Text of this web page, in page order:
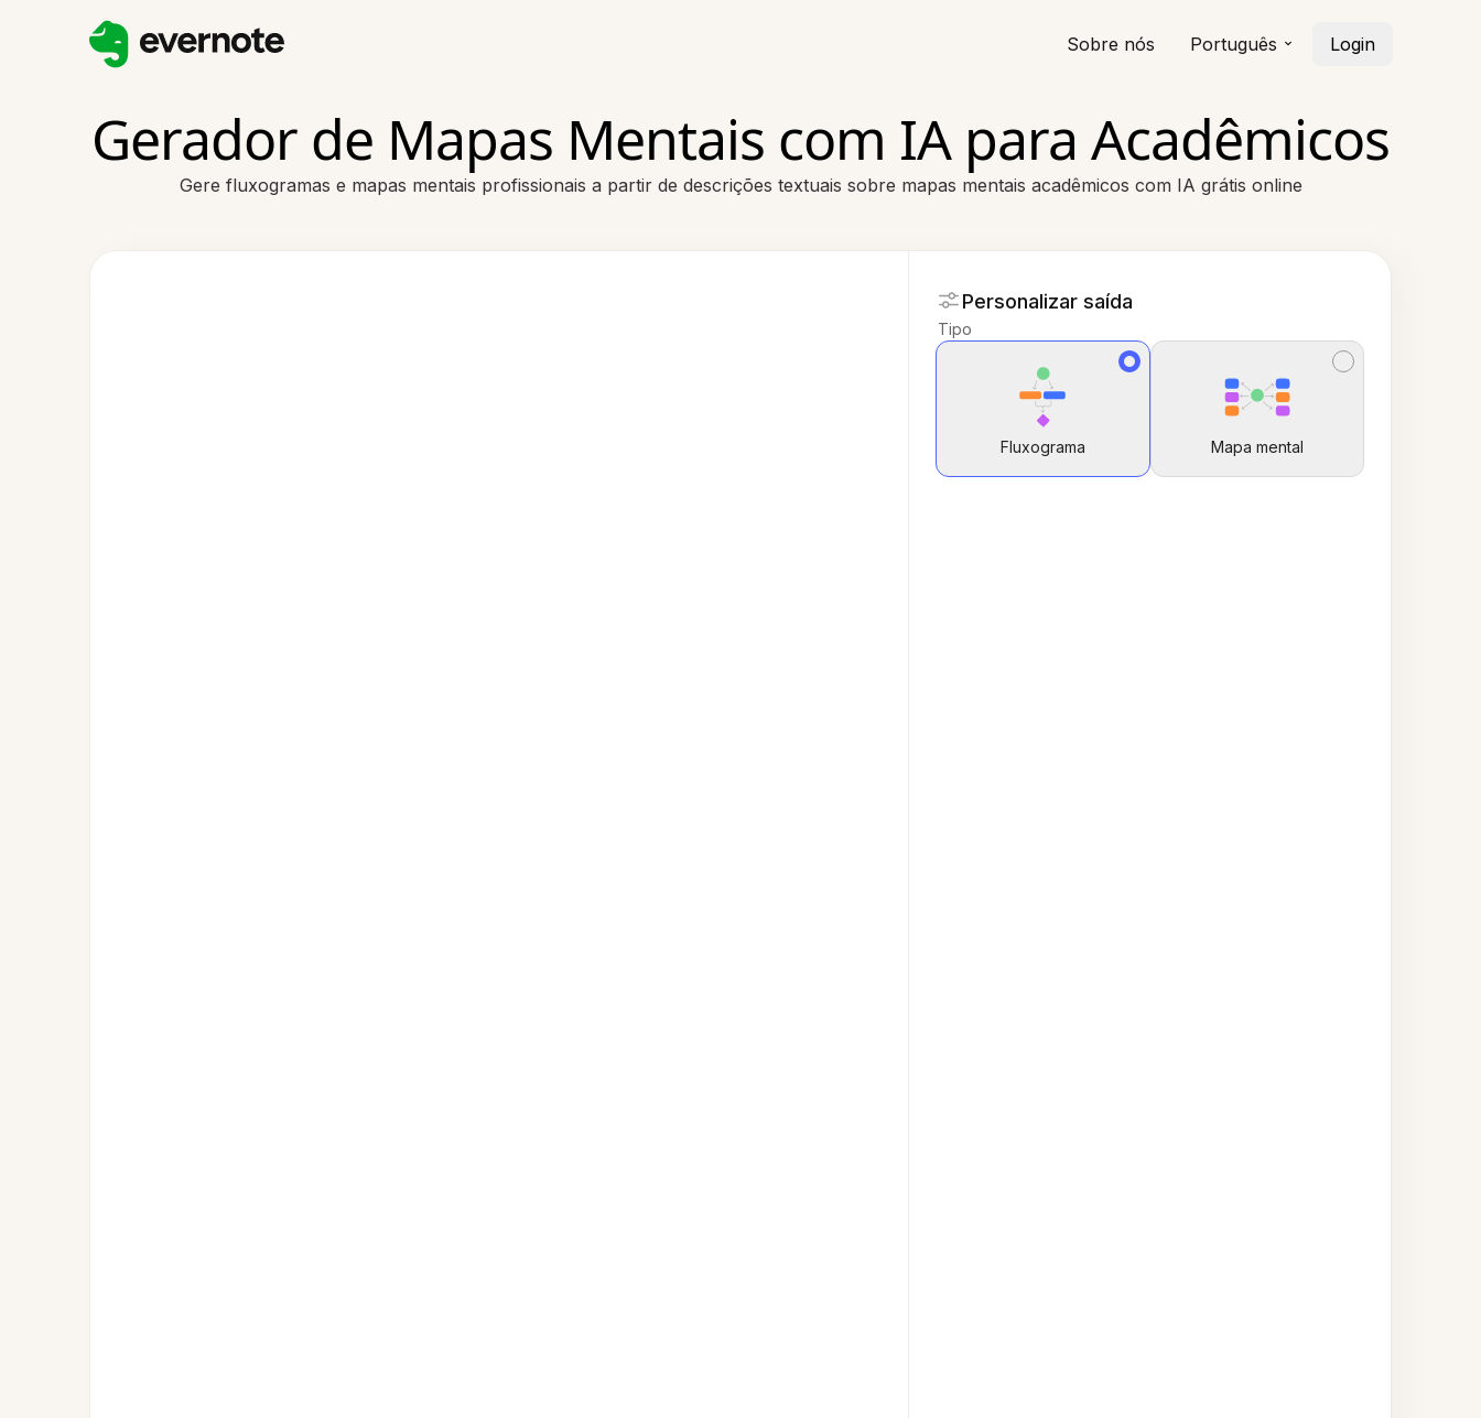
Sobre nós Português Login
Gerador de Mapas Mentais com IA para Acadêmicos
Gere fluxogramas e mapas mentais profissionais a partir de descrições textuais sobre mapas mentais acadêmicos com IA grátis online
Personalizar saída
Tipo
Fluxograma Mapa mental